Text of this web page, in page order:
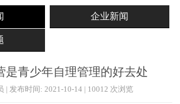
企业新闻
是青少年自理管理的好去处
| 发布时间: 2021-10-14 | 10012 次浏览